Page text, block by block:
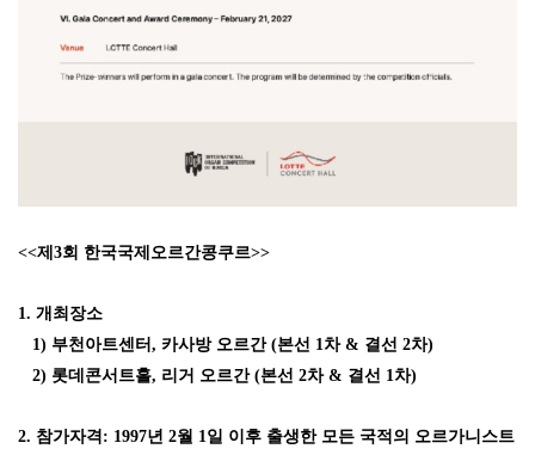
<<제3회 한국국제오르간콩쿠르>>
1. 개최장소
1) 부천아트센터, 카사방 오르간 (본선 1차 & 결선 2차)
2) 롯데콘서트홀, 리거 오르간 (본선 2차 & 결선 1차)
2. 참가자격: 1997년 2월 1일 이후 출생한 모든 국적의 오르가니스트